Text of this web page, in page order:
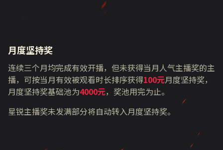
月度坚持奖
连续三个月均完成有效开播，但未获得当月人气主播奖的主
播，可按当月有效被观看时长排序获得100元月度坚持奖，
月度坚持奖基础池为4000元，奖池用完为止。
星锐主播奖未发满部分将自动转入月度坚持奖。